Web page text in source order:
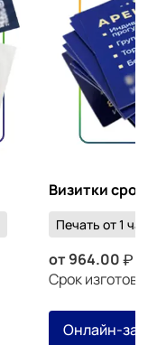
Визитки
Печать от 1 часа
от964.00
Срок
Онлайн-